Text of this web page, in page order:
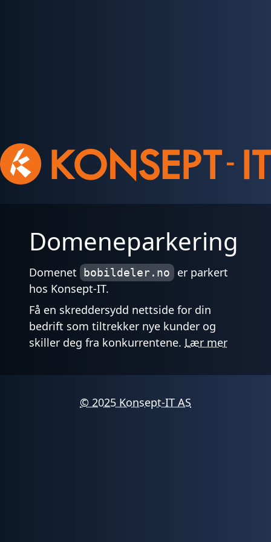
Domeneparkering
Domenet bobildeler.no er parkert
hos Konsept-IT.
Få en skreddersydd nettside for din
bedrift som tiltrekker nye kunder og
skiller deg fra konkurrentene. Lær mer
© 2025 Konsept-IT AS